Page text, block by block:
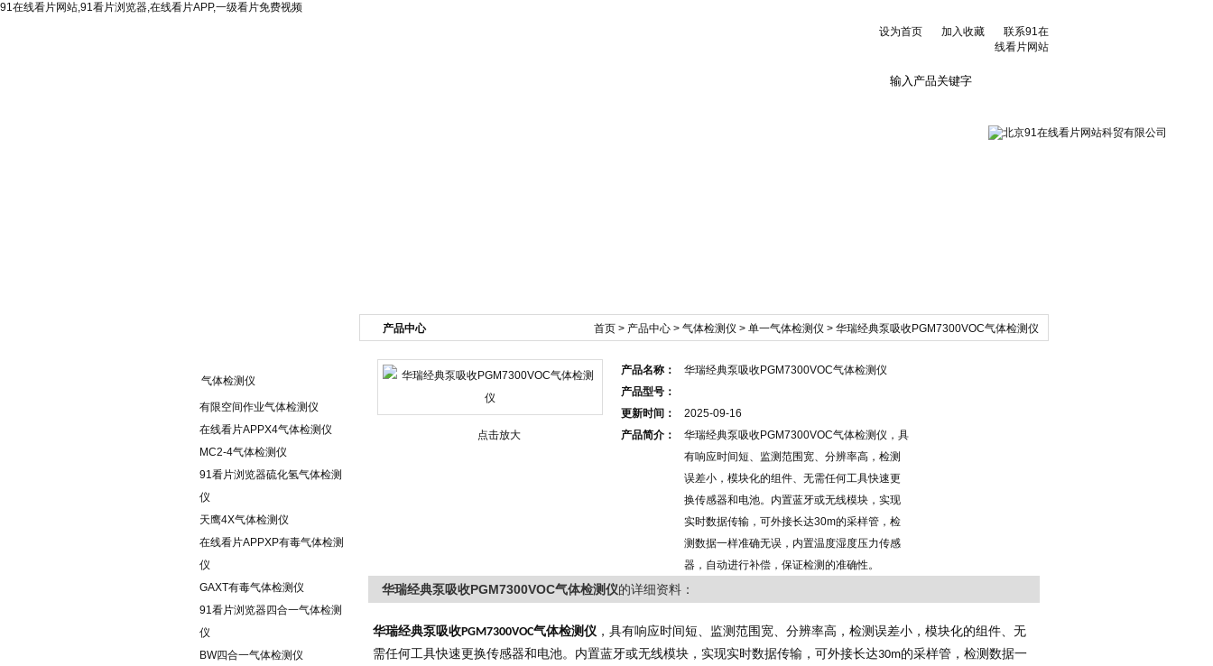
91在线看片网站,91看片浏览器,在线看片APP,一级看片免费视频
设为首页
加入收藏
联系91在
线看片网站
气体检测仪
有限空间作业气体检测仪
在线看片APPX4气体检测仪
MC2-4气体检测仪
91看片浏览器硫化氢气体检测
仪
天鹰4X气体检测仪
在线看片APPXP有毒气体检测
仪
GAXT有毒气体检测仪
91看片浏览器四合一气体检测
仪
BW四合一气体检测仪
首页 > 产品中心 > 气体检测仪 > 单一气体检测仪 > 华瑞经典泵吸收PGM7300VOC气体检测仪
产品中心
点击放大
产品名称：
华瑞经典泵吸收PGM7300VOC气体检测仪
产品型号：
更新时间：
2025-09-16
产品简介：
华瑞经典泵吸收PGM7300VOC气体检测仪，具
有响应时间短、监测范围宽、分辨率高，检测
误差小，模块化的组件、无需任何工具快速更
换传感器和电池。内置蓝牙或无线模块，实现
实时数据传输，可外接长达30m的采样管，检
测数据一样准确无误，内置温度湿度压力传感
器，自动进行补偿，保证检测的准确性。
华瑞经典泵吸收PGM7300VOC气体检测仪的详细资料：
华瑞经典泵吸收PGM7300VOC气体检测仪 ，具有响应时间短、监测范围宽、分辨率高，检测误差小，模块化的组件、无
需任何工具快速更换传感器和电池。内置蓝牙或无线模块，实现实时数据传输，可外接长达30m的采样管，检测数据一